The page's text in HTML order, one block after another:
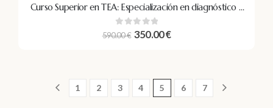
Curso Superior en TEA: Especialización en diagnóstico y
tratamiento del Trastorno del Espectro Autista
0out of 5
590.00€ 350.00€
1 2 3 4 5 6 7